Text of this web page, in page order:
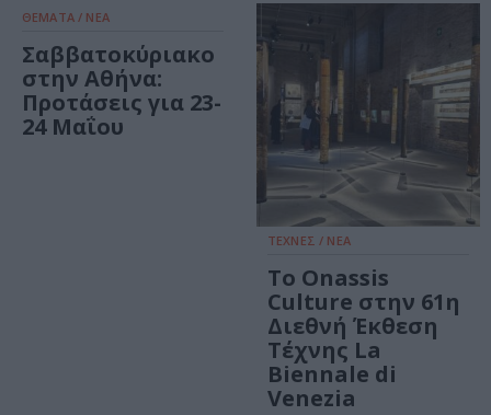
ΘΕΜΑΤΑ / ΝΕΑ
Σαββατοκύριακο
στην Αθήνα:
Προτάσεις για 23-
24 Μαΐου
ΤΕΧΝΕΣ / ΝΕΑ
Το Onassis
Culture στην 61η
Διεθνή Έκθεση
Τέχνης La
Biennale di
Venezia